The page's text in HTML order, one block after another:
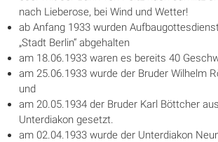
nach Lieberose, bei Wind und Wetter!
ab Anfang 1933 wurden
„Stadt Berlin“ abgehalten
am 18.06.1933 waren es bereits 40
am 25.06.1933 wurde der Bruder Wilhelm
und
am 20.05.1934 der Bruder Karl Böttcher
Unterdiakon gesetzt.
am 02.04.1933 wurde der Unterdiakon